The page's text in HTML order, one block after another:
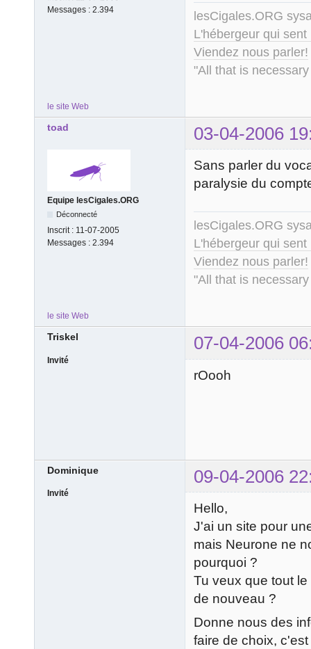
Messages : 2.394
lesCigales.ORG
L'hébergeur qui
Viendez nous parler!
"All that is
le site Web
toad 03-04-2006
Equipe lesCigales.ORG
Déconnecté
Inscrit : 11-07-2005
Messages : 2.394
Sans parler du
paralysie du
lesCigales.ORG
L'hébergeur qui
Viendez nous parler!
"All that is
le site Web
Triskel 07-04-2006
Invité
rOooh
Dominique 09-04-2006
Invité
Hello,
J'ai un site pour
mais Neurone ne
pourquoi ?
Tu veux que tout
de nouveau ?
Donne nous des
faire de choix,